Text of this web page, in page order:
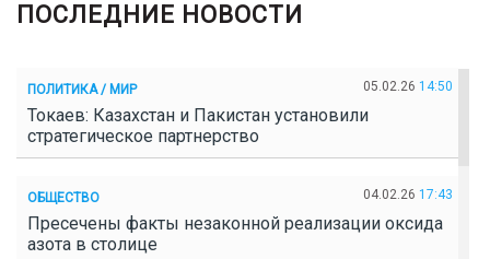
ПОСЛЕДНИЕ НОВОСТИ
ПОЛИТИКА / МИР 05.02.26 14:50
Токаев: Казахстан и Пакистан установили
стратегическое партнерство
ОБЩЕСТВО 04.02.26 17:43
Пресечены факты незаконной реализации оксида
азота в столице